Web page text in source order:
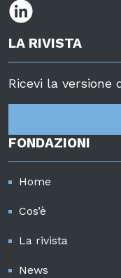
LA RIVISTA
Ricevi la versione
FONDAZIONI
Home
Cos’è
La rivista
News